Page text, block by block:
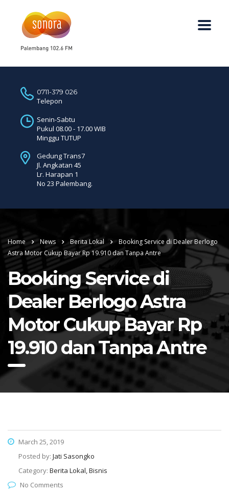
0711-379 026
Telepon
Senin-Sabtu
Pukul 08.00 - 17.00 WIB
Minggu TUTUP
Gedung Trans7
Jl. Angkatan 45
Lr. Harapan 1
No 23 Palembang.
Home News Berita Lokal
Booking Service di Dealer Berlogo
Astra Motor Cukup Bayar Rp 19.910 dan Tanpa Antre
Booking Service di
Dealer Berlogo Astra
Motor Cukup Bayar Rp
19.910 dan Tanpa Antre
March 25, 2019
Posted by: Jati Sasongko
Category: Berita Lokal, Bisnis
No Comments